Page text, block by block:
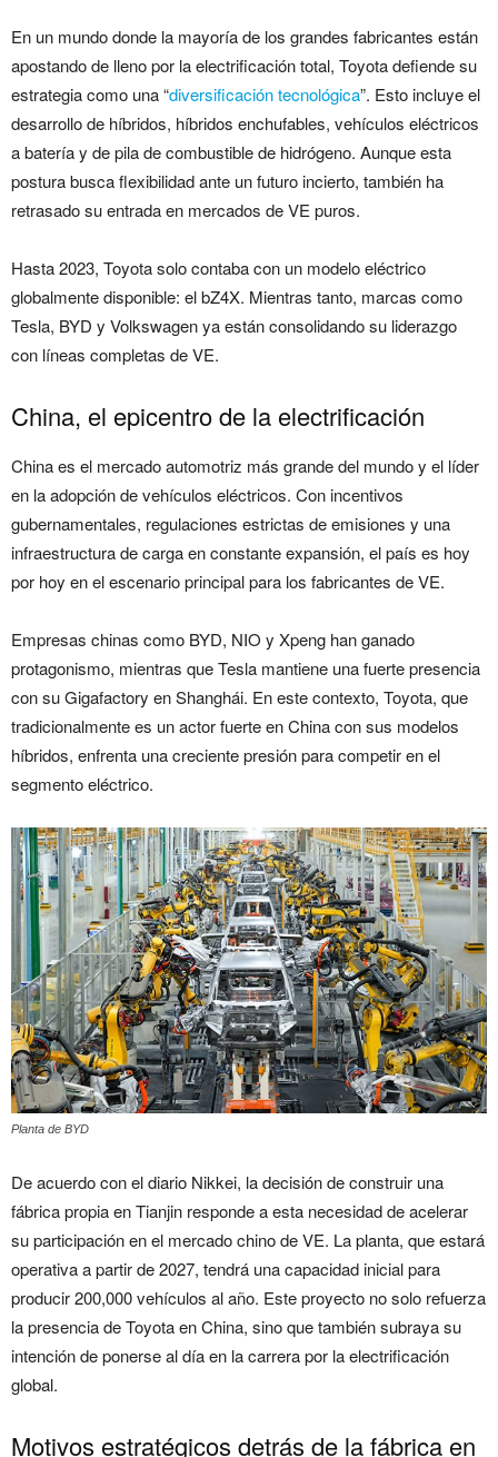
En un mundo donde la mayoría de los grandes fabricantes están
apostando de lleno por la electrificación total, Toyota defiende su
estrategia como una “diversificación tecnológica”. Esto incluye el
desarrollo de híbridos, híbridos enchufables, vehículos eléctricos
a batería y de pila de combustible de hidrógeno. Aunque esta
postura busca flexibilidad ante un futuro incierto, también ha
retrasado su entrada en mercados de VE puros.
Hasta 2023, Toyota solo contaba con un modelo eléctrico
globalmente disponible: el bZ4X. Mientras tanto, marcas como
Tesla, BYD y Volkswagen ya están consolidando su liderazgo
con líneas completas de VE.
China, el epicentro de la electrificación
China es el mercado automotriz más grande del mundo y el líder
en la adopción de vehículos eléctricos. Con incentivos
gubernamentales, regulaciones estrictas de emisiones y una
infraestructura de carga en constante expansión, el país es hoy
por hoy en el escenario principal para los fabricantes de VE.
Empresas chinas como BYD, NIO y Xpeng han ganado
protagonismo, mientras que Tesla mantiene una fuerte presencia
con su Gigafactory en Shanghái. En este contexto, Toyota, que
tradicionalmente es un actor fuerte en China con sus modelos
híbridos, enfrenta una creciente presión para competir en el
segmento eléctrico.
Planta de BYD
De acuerdo con el diario Nikkei, la decisión de construir una
fábrica propia en Tianjin responde a esta necesidad de acelerar
su participación en el mercado chino de VE. La planta, que estará
operativa a partir de 2027, tendrá una capacidad inicial para
producir 200,000 vehículos al año. Este proyecto no solo refuerza
la presencia de Toyota en China, sino que también subraya su
intención de ponerse al día en la carrera por la electrificación
global.
Motivos estratégicos detrás de la fábrica en